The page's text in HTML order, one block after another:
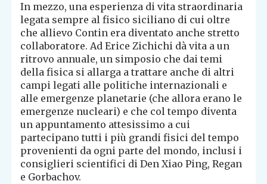
In mezzo, una esperienza di vita straordinaria
legata sempre al fisico siciliano di cui oltre
che allievo Contin era diventato anche stretto
collaboratore. Ad Erice Zichichi dà vita a un
ritrovo annuale, un simposio che dai temi
della fisica si allarga a trattare anche di altri
campi legati alle politiche internazionali e
alle emergenze planetarie (che allora erano le
emergenze nucleari) e che col tempo diventa
un appuntamento attesissimo a cui
partecipano tutti i più grandi fisici del tempo
provenienti da ogni parte del mondo, inclusi i
consiglieri scientifici di Den Xiao Ping, Regan
e Gorbachov.